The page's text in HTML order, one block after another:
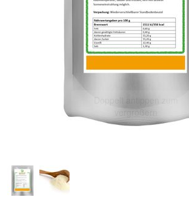
Doppelt antippen zum
vergrößern